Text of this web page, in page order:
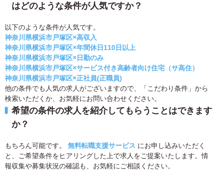
はどのような条件が人気ですか？
以下のような条件が人気です。
神奈川県横浜市戸塚区×高収入
神奈川県横浜市戸塚区×年間休日110日以上
神奈川県横浜市戸塚区×日勤のみ
神奈川県横浜市戸塚区×サービス付き高齢者向け住宅（サ高住）
神奈川県横浜市戸塚区×正社員(正職員)
他の条件でも人気の求人がございますので、「こだわり条件」から
検索いただくか、お気軽にお問い合わせください。
希望の条件の求人を紹介してもらうことはできます
か？
もちろん可能です。 無料転職支援サービス にお申し込みいただく
と、ご希望条件をヒアリングした上で求人をご提案いたします。情
報収集や募集状況の確認も、お気軽にご相談ください。